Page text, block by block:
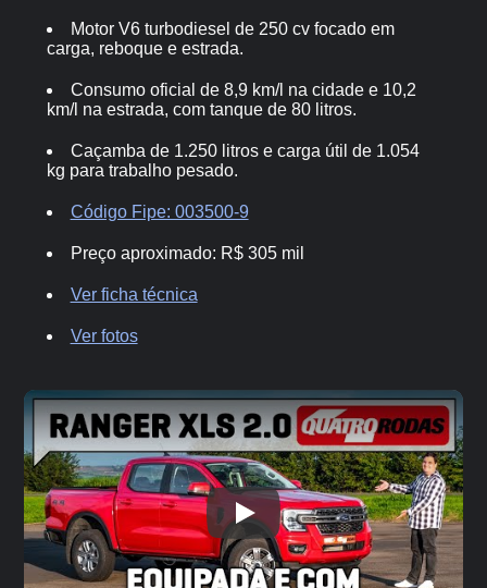
Motor V6 turbodiesel de 250 cv focado em
carga, reboque e estrada.
Consumo oficial de 8,9 km/l na cidade e 10,2
km/l na estrada, com tanque de 80 litros.
Caçamba de 1.250 litros e carga útil de 1.054
kg para trabalho pesado.
Código Fipe: 003500-9
Preço aproximado: R$ 305 mil
Ver ficha técnica
Ver fotos